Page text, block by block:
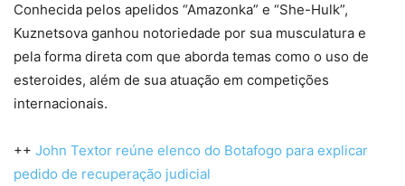
Conhecida pelos apelidos “Amazonka” e “She-Hulk”,
Kuznetsova ganhou notoriedade por sua musculatura e
pela forma direta com que aborda temas como o uso de
esteroides, além de sua atuação em competições
internacionais.
++ John Textor reúne elenco do Botafogo para explicar
pedido de recuperação judicial